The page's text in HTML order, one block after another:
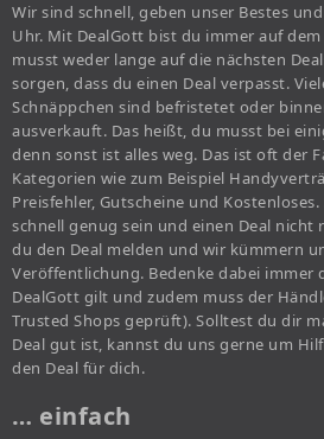
Wir sind schnell, geben unser Bestes
Uhr. Mit DealGott bist du immer auf
musst weder lange auf die nächsten
sorgen, dass du einen Deal verpasst.
Schnäppchen sind befristetet oder
ausverkauft. Das heißt, du musst bei
denn sonst ist alles weg. Das ist oft der
Kategorien wie zum Beispiel
Preisfehler, Gutscheine und
schnell genug sein und einen Deal nicht
du den Deal melden und wir kümmern
Veröffentlichung. Bedenke dabei immer
DealGott gilt und zudem muss der
Trusted Shops geprüft). Solltest du dir
Deal gut ist, kannst du uns gerne um
den Deal für dich.
… einfach